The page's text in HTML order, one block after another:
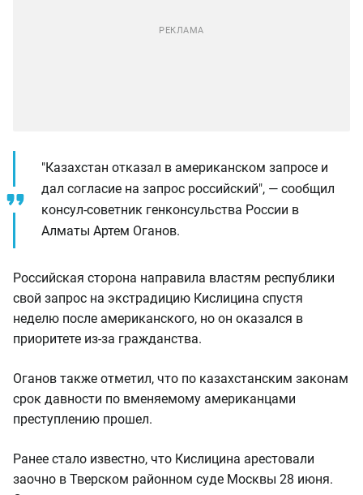
"Казахстан отказал в американском запросе и
дал согласие на запрос российский", — сообщил
консул-советник генконсульства России в
Алматы Артем Оганов.
Российская сторона направила властям республики
свой запрос на экстрадицию Кислицина спустя
неделю после американского, но он оказался в
приоритете из-за гражданства.
Оганов также отметил, что по казахстанским законам
срок давности по вменяемому американцами
преступлению прошел.
Ранее стало известно, что Кислицина арестовали
заочно в Тверском районном суде Москвы 28 июня.